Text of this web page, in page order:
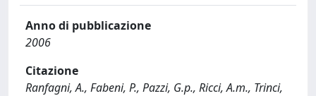
Anno di pubblicazione
2006
Citazione
Ranfagni, A., Fabeni, P., Pazzi, G.p., Ricci, A.m., Trinci,